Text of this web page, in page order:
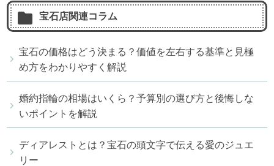
宝石店関連コラム
宝石の価格はどう決まる？価値を左右する基準と見極
め方をわかりやすく解説
婚約指輪の相場はいくら？予算別の選び方と後悔しな
いポイントを解説
ディアレストとは？宝石の頭文字で伝える愛のジュエ
リー